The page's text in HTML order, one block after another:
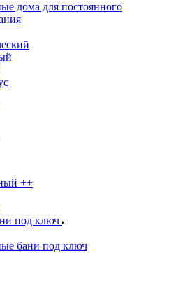
дома для постоянного
++
под ключ
бани под ключ